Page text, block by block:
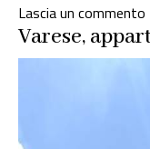
Lascia un commento
Varese,